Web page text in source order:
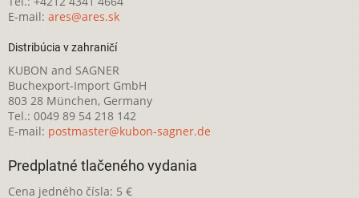
E-mail: ares@ares.sk
Distribúcia v zahraničí
KUBON and SAGNER
Buchexport-Import GmbH
803 28 München, Germany
Tel.: 0049 89 54 218 142
E-mail: postmaster@kubon-sagner.de
Predplatné tlačeného vydania
Cena jedného čísla: 5 €